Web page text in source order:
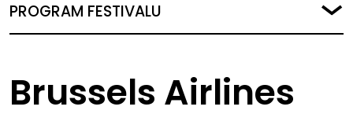
PROGRAM FESTIVALU
Brussels Airlines